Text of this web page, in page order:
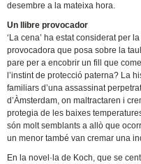
desembre a la mateixa hora.
Un llibre provocador
‘La cena’ ha estat considerat per
provocadora que posa sobre la
pare per a encobrir un fill que
l’instint de protecció paterna? La
familiars d’una assassinat
d’Àmsterdam, on maltractaren i
protegia de les baixes
són molt semblants a allò que
un menor també van cremar una
En la novel·la de Koch, que se